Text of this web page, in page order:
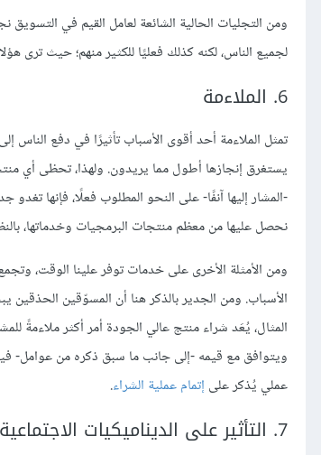
لجميع الناس، لكنه كذلك فعليًا للكثير منهم؛ حيث ترى
6. الملاءمة
تمثل الملاءمة أحد أقوى الأسباب تأثيرًا في دفع
يستغرق إنجازها أطول مما يريدون. ولهذا، تحظى أي
-المشار إليها آنفًا- على النحو المطلوب فعلًا، فإنها
نحصل عليها من معظم منتجات البرمجيات وخدماتها،
ومن الأمثلة الأخرى على خدمات توفر علينا الوقت،
الأسباب. ومن الجدير بالذكر هنا أن المسوّقين
المثال، يُعَد شراء منتج عالي الجودة أمر أكثر ملاءمةً
ويتوافق مع قيمه -إلى جانب ما سبق ذكره من عوامل-
عملي يُذكر على إتمام عملية الشراء.
7. التأثير على الديناميكيات الاجتماعية للمستهلك